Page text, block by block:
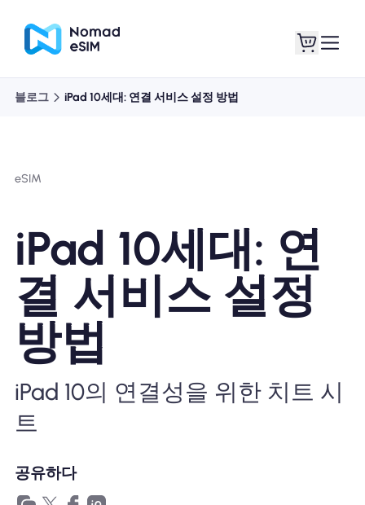
쇼핑 플랜
eSIM 정보
왜 Nomad eSIM?
블로그 iPad 10세대: 연결 서비스 설정 방법
eSIM
iPad 10세대: 연
결 서비스 설정
방법
iPad 10의 연결성을 위한 치트 시
트
공유하다